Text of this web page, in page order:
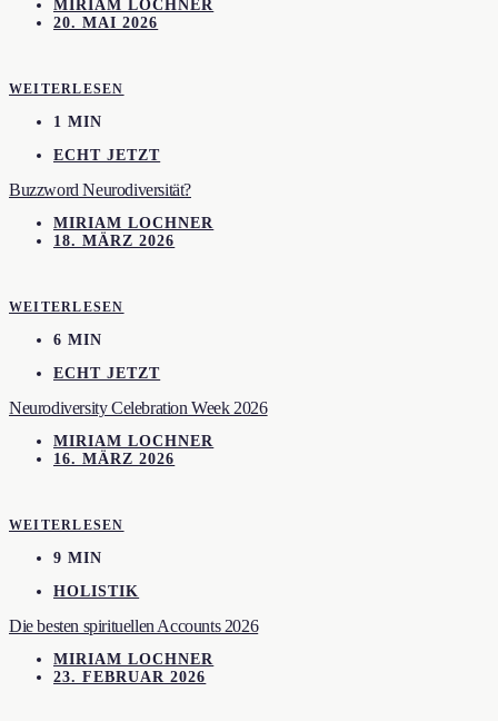
MIRIAM LOCHNER
20. MAI 2026
WEITERLESEN
1 MIN
ECHT JETZT
Buzzword Neurodiversität?
MIRIAM LOCHNER
18. MÄRZ 2026
WEITERLESEN
6 MIN
ECHT JETZT
Neurodiversity Celebration Week 2026
MIRIAM LOCHNER
16. MÄRZ 2026
WEITERLESEN
9 MIN
HOLISTIK
Die besten spirituellen Accounts 2026
MIRIAM LOCHNER
23. FEBRUAR 2026